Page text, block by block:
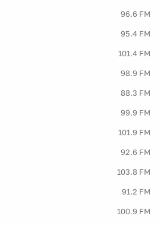
96.6 FM
95.4 FM
101.4 FM
98.9 FM
88.3 FM
99.9 FM
101.9 FM
92.6 FM
103.8 FM
91.2 FM
100.9 FM